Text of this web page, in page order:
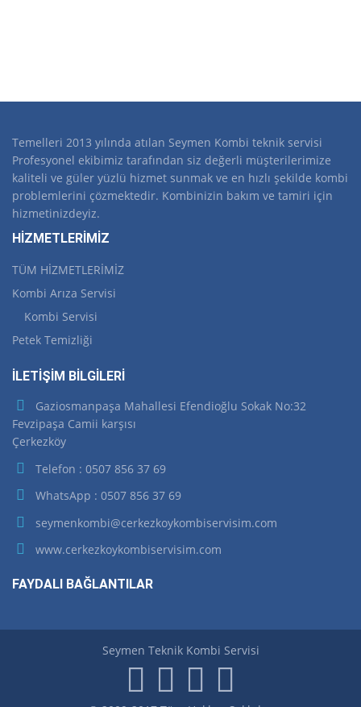
Temelleri 2013 yılında atılan Seymen Kombi teknik servisi
Profesyonel ekibimiz tarafından siz değerli müşterilerimize
kaliteli ve güler yüzlü hizmet sunmak ve en hızlı şekilde kombi
problemlerini çözmektedir. Kombinizin bakım ve tamiri için
hizmetinizdeyiz.
HİZMETLERİMİZ
TÜM HİZMETLERİMİZ
Kombi Arıza Servisi
Kombi Servisi
Petek Temizliği
İLETİŞİM BİLGİLERİ
Gaziosmanpaşa Mahallesi Efendioğlu Sokak No:32
Fevzipaşa Camii karşısı
Çerkezköy
Telefon : 0507 856 37 69
WhatsApp : 0507 856 37 69
seymenkombi@cerkezkoykombiservisim.com
www.cerkezkoykombiservisim.com
FAYDALI BAĞLANTILAR
Seymen Teknik Kombi Servisi